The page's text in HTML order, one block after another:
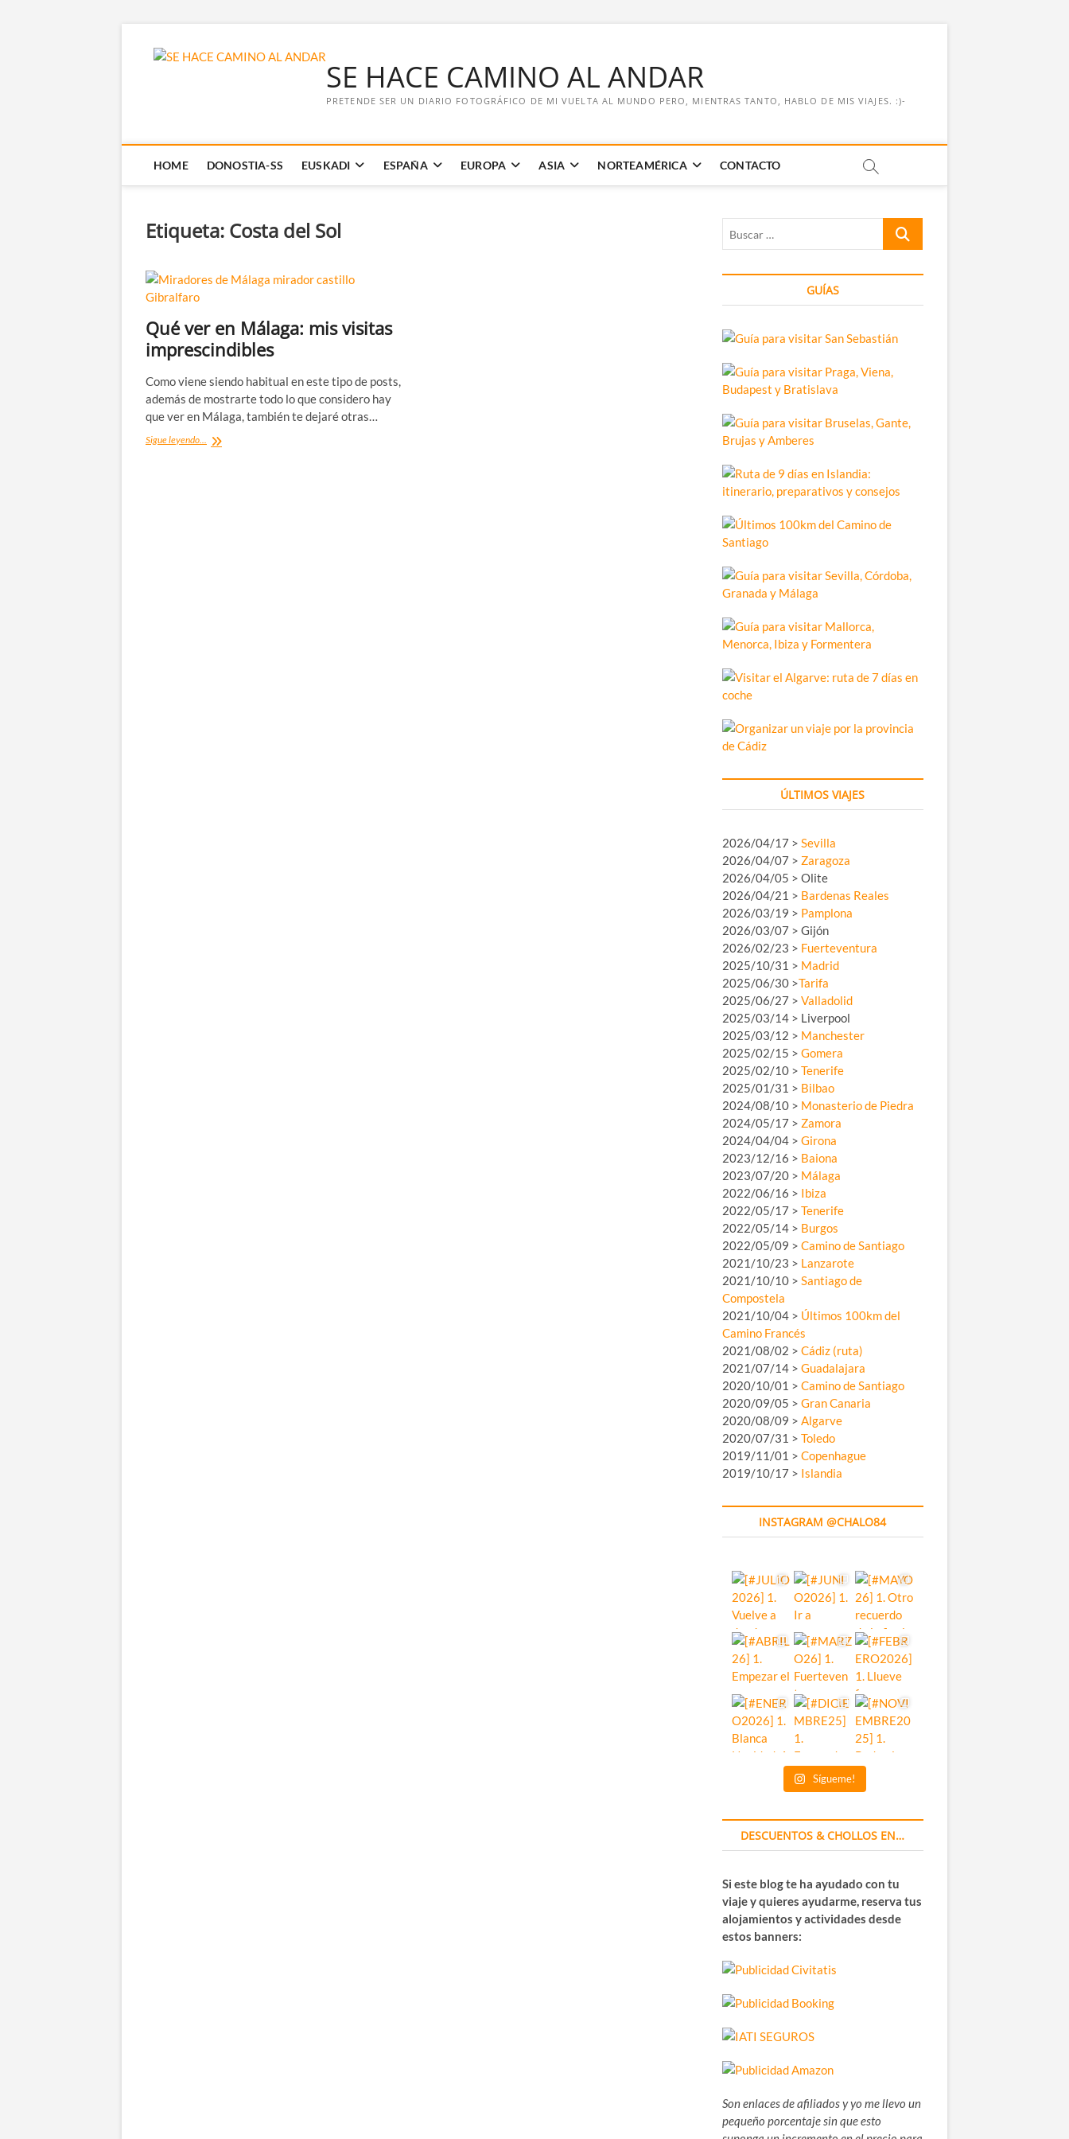
SE HACE CAMINO AL ANDAR
PRETENDE SER UN DIARIO FOTOGRÁFICO DE MI VUELTA AL MUNDO PERO, MIENTRAS TANTO, HABLO DE MIS VIAJES. :)-
HOME DONOSTIA-SS EUSKADI ESPAÑA EUROPA ASIA NORTEAMÉRICA CONTACTO
Etiqueta: Costa del Sol
Qué ver en Málaga: mis visitas
imprescindibles
Como viene siendo habitual en este tipo de posts,
además de mostrarte todo lo que considero hay
que ver en Málaga, también te dejaré otras…
Sigue leyendo... Qué
Buscar
GUÍAS
ÚLTIMOS VIAJES
2026/04/17 > Sevilla
2026/04/07 > Zaragoza
2026/04/05 > Olite
2026/04/21 > Bardenas Reales
2026/03/19 > Pamplona
2026/03/07 > Gijón
2026/02/23 > Fuerteventura
2025/10/31 > Madrid
2025/06/30 >Tarifa
2025/06/27 > Valladolid
2025/03/14 > Liverpool
2025/03/12 > Manchester
2025/02/15 > Gomera
2025/02/10 > Tenerife
2025/01/31 > Bilbao
2024/08/10 > Monasterio de Piedra
2024/05/17 > Zamora
2024/04/04 > Girona
2023/12/16 > Baiona
2023/07/20 > Málaga
2022/06/16 > Ibiza
2022/05/17 > Tenerife
2022/05/14 > Burgos
2022/05/09 > Camino de Santiago
2021/10/23 > Lanzarote
2021/10/10 > Santiago de
Compostela
2021/10/04 > Últimos 100km del
Camino Francés
2021/08/02 > Cádiz (ruta)
2021/07/14 > Guadalajara
2020/10/01 > Camino de Santiago
2020/09/05 > Gran Canaria
2020/08/09 > Algarve
2020/07/31 > Toledo
2019/11/01 > Copenhague
2019/10/17 > Islandia
INSTAGRAM @CHALO84
Sígueme!
DESCUENTOS & CHOLLOS EN…
Si este blog te ha ayudado con tu
viaje y quieres ayudarme, reserva tus
alojamientos y actividades desde
estos banners:
Son enlaces de afiliados y yo me llevo un
pequeño porcentaje sin que esto